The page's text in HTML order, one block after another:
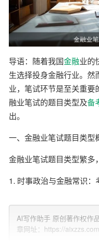
导语：随着我国金融业的
生选择投身金融行业。
业，笔试环节是至关重
融业笔试的题目类型及备
出。
一、金融业笔试题目类型
金融业笔试题目类型繁多
1. 时事政治与金融常识：
2. 言语理解：测试考生
AI写作助手 原创著作权作
章网址：https://